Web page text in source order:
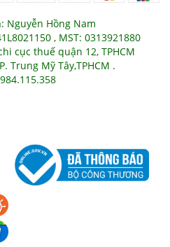
Nguyễn Hồng Nam
, MST: 0313921880
cục thuế quận 12, TPHCM
Trung Mỹ Tây,TPHCM .